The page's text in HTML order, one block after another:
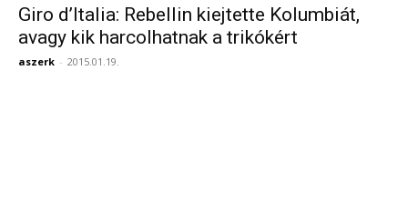
Giro d’Italia: Rebellin kiejtette Kolumbiát,
avagy kik harcolhatnak a trikókért
aszerk - 2015.01.19.